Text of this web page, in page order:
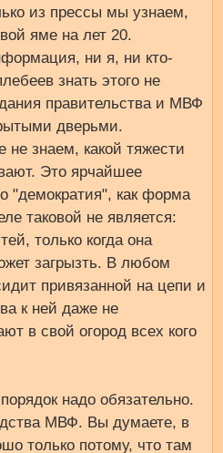
из прессы мы узнаем,
яме на лет 20.
ни я, ни кто-
знать этого не
правительства и МВФ
дверьми.
знаем, какой тяжести
Это ярчайшее
"демократия", как форма
таковой не является:
только когда она
загрызть. В любом
привязанной на цепи и
к ней даже не
в свой огород всех кого
надо обязательно.
МВФ. Вы думаете, в
только потому, что там